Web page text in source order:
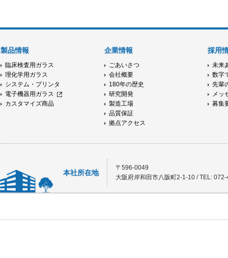
製品情報
臨床検査用ガラス
理化学用ガラス
システム・プリンタ
電子機器用ガラス
カスタマイズ商品
企業情報
ごあいさつ
会社概要
180年の歴史
研究開発
製造工場
品質保証
拠点アクセス
採用
未来
数字
先輩
メッ
募集
本社所在地
〒596-0049
大阪府岸和田市八阪町2-1-10 / TEL: